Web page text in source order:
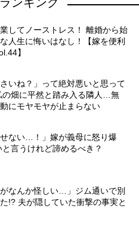
してノーストレス！ 離婚から始
人生に悔いはなし！【嫁を便利
】
いね？」って絶対悪いと思って
畑に平然と踏み入る隣人…無
にモヤモヤが止まらない
せない…！」嫁が義母に怒り爆
言うけれど諦めるべき？
がなんか怪しい…」ジム通いで別
!? 夫が隠していた衝撃の事実と